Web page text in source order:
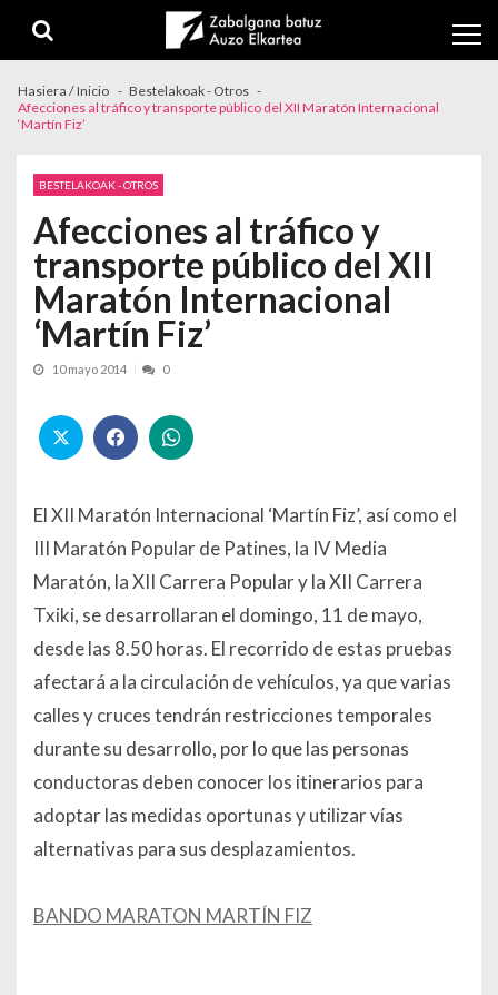
Hasiera / Inicio
Bestelakoak - Otros
Afecciones al tráfico y transporte público del XII Maratón Internacional
‘Martín Fiz’
BESTELAKOAK - OTROS
Afecciones al tráfico y
transporte público del XII
Maratón Internacional
‘Martín Fiz’
10 mayo 2014 0
El XII Maratón Internacional ‘Martín Fiz’, así como el
III Maratón Popular de Patines, la IV Media
Maratón, la XII Carrera Popular y la XII Carrera
Txiki, se desarrollaran el domingo, 11 de mayo,
desde las 8.50 horas. El recorrido de estas pruebas
afectará a la circulación de vehículos, ya que varias
calles y cruces tendrán restricciones temporales
durante su desarrollo, por lo que las personas
conductoras deben conocer los itinerarios para
adoptar las medidas oportunas y utilizar vías
alternativas para sus desplazamientos.
BANDO MARATON MARTÍN FIZ